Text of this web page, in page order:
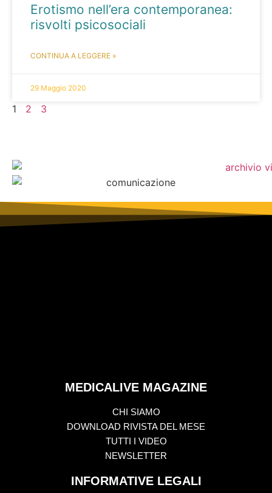
Erotismo nell’era contemporanea:
risvolti psicosociali
CONTINUA A LEGGERE »
29 Maggio 2020
1 2 3
MEDICALIVE MAGAZINE
CHI SIAMO
DOWNLOAD RIVISTA DEL MESE
TUTTI I VIDEO
NEWSLETTER
INFORMATIVE LEGALI